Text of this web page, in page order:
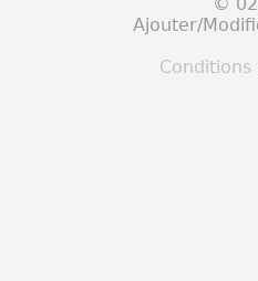
Ajouter/